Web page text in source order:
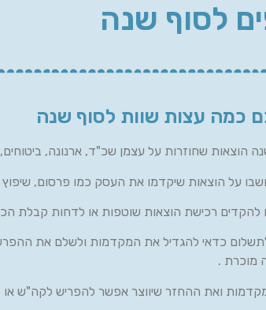
לסוף שנה
כמה עצות שוות לסוף שנה
שחוזרות על עצמן שכ"ד, ארנונה,
על הוצאות שיקדמו את העסק כמו פרסום,
להקדים רכישת הוצאות שוטפות או לדחות קבלת
כדאי להגדיל את המקדמות ולשלם את
ואת ההחזר שיווצר אפשר להפריש לקה"ש או